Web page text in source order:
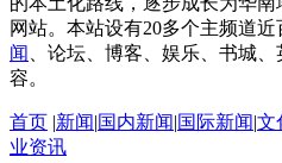
网站。本站设有20多个主频道
闻
、论坛、博客、娱乐、书城
容。
首页 |新闻|国内新闻|国际新闻|文
业资讯